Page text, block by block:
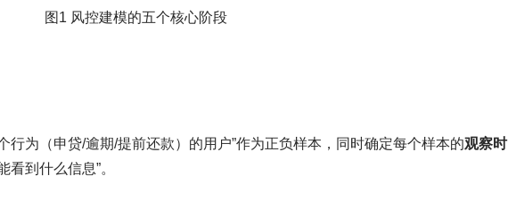
图1 风控建模的五个核心阶段
行为（申贷/逾期/提前还款）的用户”作为正负样本，同时确定每个样本的观察时
到什么信息”。